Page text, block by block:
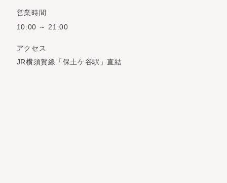
営業時間
10:00 ～ 21:00
アクセス
JR横須賀線「保土ケ谷駅」直結